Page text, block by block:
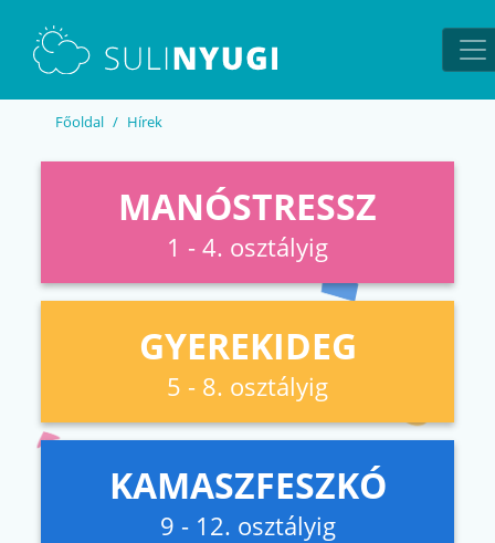
Főoldal Hírek
MANÓSTRESSZ
1 - 4. osztályig
GYEREKIDEG
5 - 8. osztályig
KAMASZFESZKÓ
9 - 12. osztályig